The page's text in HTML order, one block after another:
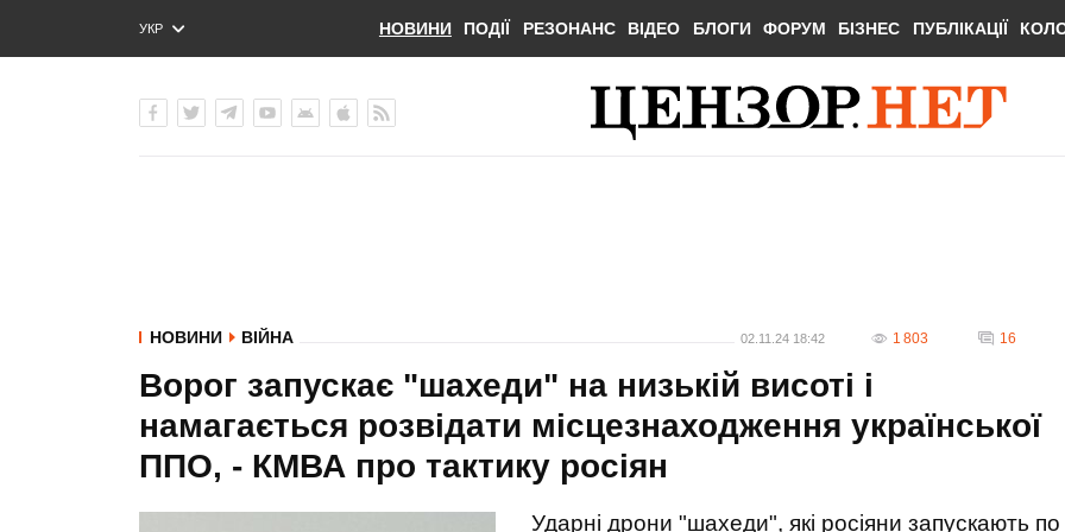
УКР
ENG
НОВИНИ ПОДІЇ РЕЗОНАНС ВІДЕО БЛОГИ ФОРУМ БІЗНЕС ПУБЛІКАЦІЇ
НОВИНИ ВІЙНА 02.11.24 18:42 1 803 16
Ворог запускає "шахеди" на низькій висоті і
намагається розвідати місцезнаходження української
ППО, - КМВА про тактику росіян
Ударні дрони "шахеди", які росіяни запускають по